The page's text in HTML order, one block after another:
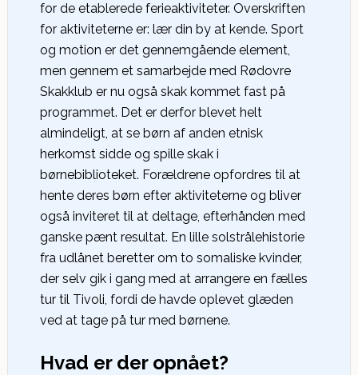
for de etablerede ferieaktiviteter. Overskriften
for aktiviteterne er: lær din by at kende. Sport
og motion er det gennemgående element,
men gennem et samarbejde med Rødovre
Skakklub er nu også skak kommet fast på
programmet. Det er derfor blevet helt
almindeligt, at se børn af anden etnisk
herkomst sidde og spille skak i
børnebiblioteket. Forældrene opfordres til at
hente deres børn efter aktiviteterne og bliver
også inviteret til at deltage, efterhånden med
ganske pænt resultat. En lille solstrålehistorie
fra udlånet beretter om to somaliske kvinder,
der selv gik i gang med at arrangere en fælles
tur til Tivoli, fordi de havde oplevet glæden
ved at tage på tur med børnene.
Hvad er der opnået?